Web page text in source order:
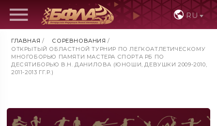
RU
ГЛАВНАЯ / СОРЕВНОВАНИЯ /
ОТКРЫТЫЙ ОБЛАСТНОЙ ТУРНИР ПО ЛЕГКОАТЛЕТИЧЕСКОМУ
МНОГОБОРЬЮ ПАМЯТИ МАСТЕРА СПОРТА РБ ПО
ДЕСЯТИБОРЬЮ В.Н. ДАНИЛОВА (ЮНОШИ, ДЕВУШКИ 2009-2010,
2011-2013 ГГ.Р.)